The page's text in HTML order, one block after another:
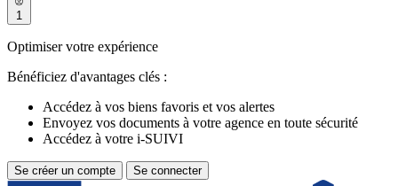
1
Optimiser votre expérience
Bénéficiez d'avantages clés :
Accédez à vos biens favoris et vos alertes
Envoyez vos documents à votre agence en toute sécurité
Accédez à votre i-SUIVI
Se créer un compte Se connecter